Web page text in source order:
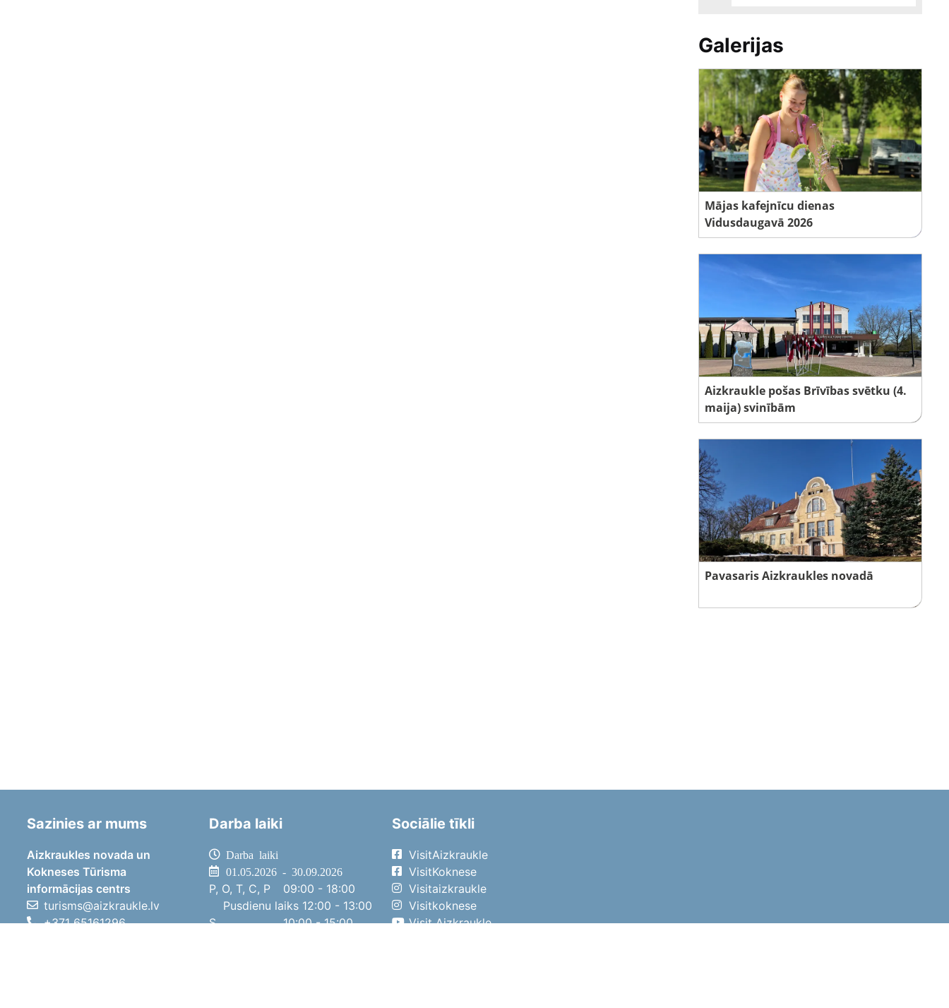
Galerijas
Mājas kafejnīcu dienas
Vidusdaugavā 2026
Aizkraukle pošas Brīvības svētku (4.
maija) svinībām
Pavasaris Aizkraukles novadā
Sazinies ar mums
Aizkraukles novada un
Kokneses Tūrisma
informācijas centrs
turisms@aizkraukle.lv
+371 65161296
Darba laiki
Darba laiki
01.05.2026 - 30.09.2026
P, O, T, C, P
09:00 - 18:00
Pusdienu laiks 12:00 - 13:00
S
10:00 - 15:00
Sociālie tīkli
VisitAizkraukle
VisitKoknese
Visitaizkraukle
Visitkoknese
Visit Aizkraukle